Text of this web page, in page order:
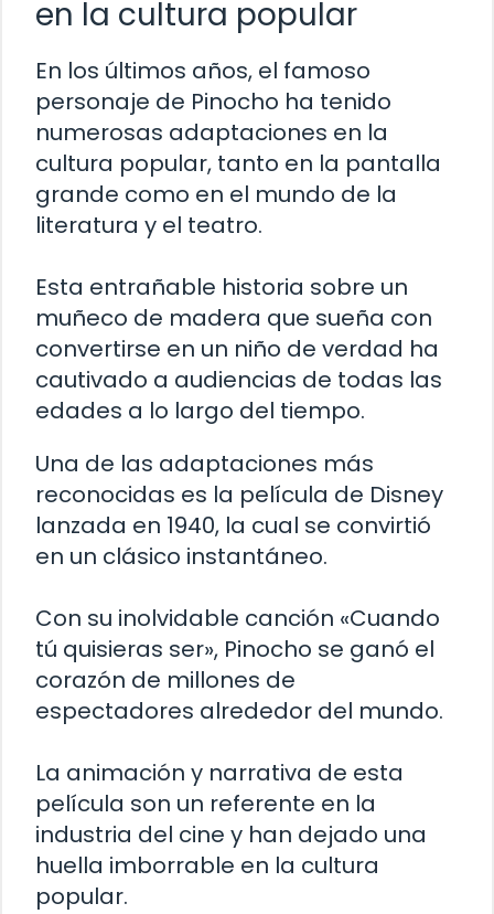
en la cultura popular
En los últimos años, el famoso
personaje de Pinocho ha tenido
numerosas adaptaciones en la
cultura popular, tanto en la pantalla
grande como en el mundo de la
literatura y el teatro.
Esta entrañable historia sobre un
muñeco de madera que sueña con
convertirse en un niño de verdad ha
cautivado a audiencias de todas las
edades a lo largo del tiempo.
Una de las adaptaciones más
reconocidas es la película de Disney
lanzada en 1940, la cual se convirtió
en un clásico instantáneo.
Con su inolvidable canción «Cuando
tú quisieras ser», Pinocho se ganó el
corazón de millones de
espectadores alrededor del mundo.
La animación y narrativa de esta
película son un referente en la
industria del cine y han dejado una
huella imborrable en la cultura
popular.